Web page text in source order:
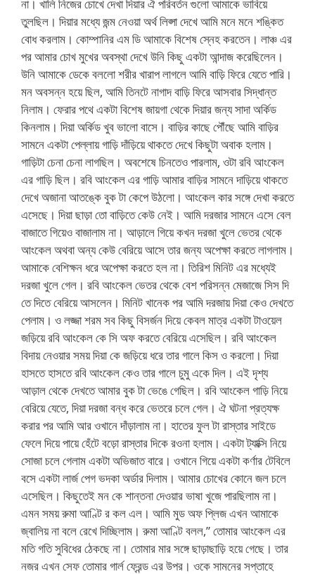
না। খালি নিজের চোখে দেখা দিয়ার ঐ পরিবর্তন গুলো আমাকে ভাবিয়ে
তুলছিল। দিয়ার মধ্যে জন্ম নেওয়া অর্থ লিপ্সা দেখে আমি মনে মনে শঙ্কিত
বোধ করলাম। কোম্পানির এম ডি আমাকে বিশেষ স্নেহ করতেন। লাঞ্চ এর
পর আমার চোখ মুখের অবস্থা দেখে উনি কিছু একটা আন্দাজ করেছিলেন।
উনি আমাকে ডেকে বললো শরীর খারাপ লাগলে আমি বাড়ি ফিরে যেতে পারি।
মন অবসন্ন হয়ে ছিল, আমি তিনটে নাগাদ বাড়ি ফিরে আসবার সিদ্ধান্ত
নিলাম। ফেরার পথে একটা বিশেষ জায়গা থেকে দিয়ার জন্য সাদা অর্কিড
কিনলাম। দিয়া অর্কিড খুব ভালো বাসে। বাড়ির কাছে পৌঁছে আমি বাড়ির
সামনে একটা পেল্লায় গাড়ি দাঁড়িয়ে থাকতে দেখে কিছুটা অবাক হলাম।
গাড়িটা চেনা চেনা লাগছিল। অবশেষে চিনতেও পারলাম, ওটা রবি আংকেল
এর গাড়ি ছিল। রবি আংকেল এর গাড়ি আমার বাড়ির সামনে দাড়িয়ে থাকতে
দেখে অজানা আতঙ্কে বুক টা কেপে উঠলো। আংকেল কার সঙ্গে দেখা করতে
এসেছে। দিয়া ছাড়া তো বাড়িতে কেউ নেই। আমি দরজার সামনে এসে বেল
বাজাতে গিয়েও বাজালাম না। আড়ালে গিয়ে কখন দরজা খুলে ভেতর থেকে
আংকেল অথবা অন্য কেউ বেরিয়ে আসে তার জন্য অপেক্ষা করতে লাগলাম।
আমাকে বেশিক্ষন ধরে অপেক্ষা করতে হল না। তিরিশ মিনিট এর মধ্যেই
দরজা খুলে গেল। রবি আংকেল ভেতর থেকে বেশ পরিসন্ন মেজাজে সিস দি
তে দিতে বেরিয়ে আসলেন। মিনিট খানেক পর আমি দরজায় দিয়া কেও দেখতে
পেলাম। ও লজ্জা শরম সব কিছু বিসর্জন দিয়ে কেবল মাত্র একটা টাওয়েল
জড়িয়ে রবি আংকেল কে সি অফ করতে বেরিয়ে এসেছিল। রবি আংকেল
বিদায় নেওয়ার সময় দিয়া কে জড়িয়ে ধরে তার গালে কিস ও করলো। দিয়া
হাসতে হাসতে রবি আংকেল কেও তার গালে চুমু একে দিল। এই দৃশ্য
আড়াল থেকে দেখতে আমার বুক টা ভেঙে গেছিল। রবি আংকেল গাড়ি নিয়ে
বেরিয়ে যেতে, দিয়া দরজা বন্ধ করে ভেতরে চলে গেল। ঐ ঘটনা প্রত্যক্ষ
করার পর আমি আর ওখানে দাঁড়ালাম না। হাতের ফুল টা রাস্তার সাইডে
ফেলে দিয়ে পায়ে হেঁটে বড়ো রাস্তার দিকে রওনা হলাম। একটা ট্যাক্সি নিয়ে
সোজা চলে গেলাম একটা অভিজাত বারে। ওখানে গিয়ে একটা কর্ণার টেবিলে
বসে একটা লার্জ পেগ ভদকা অর্ডার দিলাম। আমার চোখের কোনে জল চলে
এসেছিল। কিছুতেই মন কে শান্তনা দেওয়ার ভাষা খুজে পারছিলাম না।
এমন সময় রুমা আণ্টি র কল এল। আমি মুড অফ প্লিজ এখন আমাকে
জ্বালিয় না বলে রেখে দিচ্ছিলাম। রুমা আণ্টি বলল,” তোমার আংকেল এর
মতি গতি সুবিধের ঠেকছে না। তোমার মার সঙ্গে ছাড়াছাড়ি হয়ে গেছে। তার
নজর এখন সেফ তোমার গার্ল ফ্রেন্ড এর উপর। ওকে সামনের সপ্তাহে